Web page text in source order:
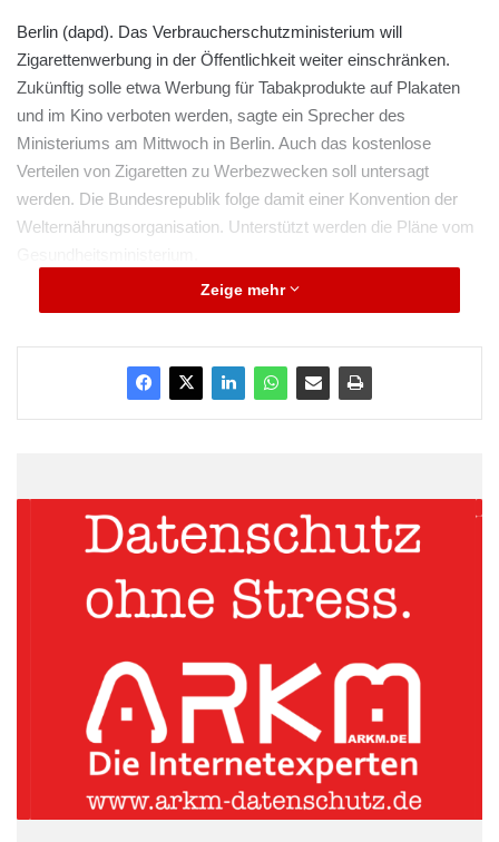
Berlin (dapd). Das Verbraucherschutzministerium will
Zigarettenwerbung in der Öffentlichkeit weiter einschränken.
Zukünftig solle etwa Werbung für Tabakprodukte auf Plakaten
und im Kino verboten werden, sagte ein Sprecher des
Ministeriums am Mittwoch in Berlin. Auch das kostenlose
Verteilen von Zigaretten zu Werbezwecken soll untersagt
werden. Die Bundesrepublik folge damit einer Konvention der
Welternährungsorganisation. Unterstützt werden die Pläne vom
Werbung für Tabak ist bereits in der Presse, anderen
verboten. Auch das Sponsoring von Medienangeboten durch
Tabakunternehmen ist untersagt.
Zeige mehr